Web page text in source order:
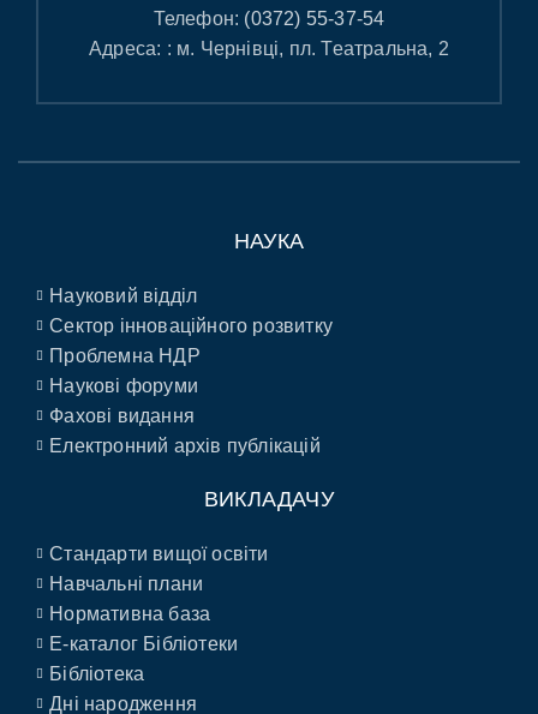
Телефон: (0372) 55-37-54
Адреса: : м. Чернівці, пл. Театральна, 2
НАУКА
Науковий відділ
Сектор інноваційного розвитку
Проблемна НДР
Наукові форуми
Фахові видання
Електронний архів публікацій
ВИКЛАДАЧУ
Стандарти вищої освіти
Навчальні плани
Нормативна база
E-каталог Бібліотеки
Бібліотека
Дні народження